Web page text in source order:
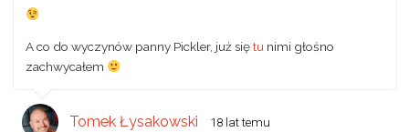
A co do wyczynów panny Pickler, już siętu nimi głośno
zachwycałem
Tomek Łysakowski 18 lat temu